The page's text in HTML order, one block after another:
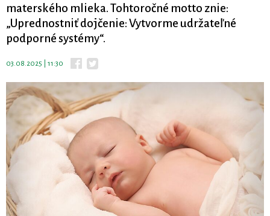
materského mlieka. Tohtoročné motto znie:
„Uprednostniť dojčenie: Vytvorme udržateľné
podporné systémy“.
03.08.2025 | 11:30